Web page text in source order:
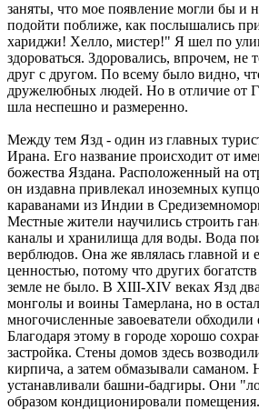
заняты, что мое появление могли бы и
подойти поближе, как послышались
хариджи! Хелло, мистер!" Я шел по
здороваться. Здоровались, впрочем, не
друг с другом. По всему было видно,
дружелюбных людей. Но в отличие от
шла неспешно и размеренно.
Между тем Язд - один из главных
Ирана. Его название происходит от
божества Яздана. Расположенный на
он издавна привлекал иноземных
караванами из Индии в
Местные жители научились строить
каналы и хранилища для воды. Вода
верблюдов. Она же являлась главной и
ценностью, потому что других
земле не было. В XIII-XIV веках Язд
монголы и воины Тамерлана, но в
многочисленные завоеватели обходили
Благодаря этому в городе хорошо
застройка. Стены домов здесь
кирпича, а затем обмазывали
устанавливали башни-бадгиры. Они
образом кондиционировали помещения.